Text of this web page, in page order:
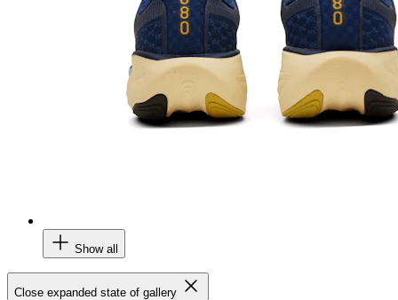
Show all
Close expanded state of gallery